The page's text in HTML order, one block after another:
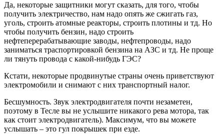
Да, некоторые защитники могут сказать, для того, чтобы
получить электричество, нам надо опять же сжигать газ,
уголь, строить атомные реакторы, строить плотины и тд. Но
чтобы получить бензин, надо строить
нефтеперерабатывающие заводы, нефтепроводы, надо
заниматься траспортировкой бензина на АЗС и тд. Не проще
ли тянуть провода с какой-нибудь ГЭС?
Кстати, некоторые продвинутые страны очень приветствуют
электромобили и снимают с них транспортный налог.
Бесшумность. Звук электродвигателя почти незаметен,
поэтому в Тесле вы не услышите никакого рева мотора, так
как стоит электродвигатель). Максимум, что вы можете
услышать – это гул покрышек при езде.